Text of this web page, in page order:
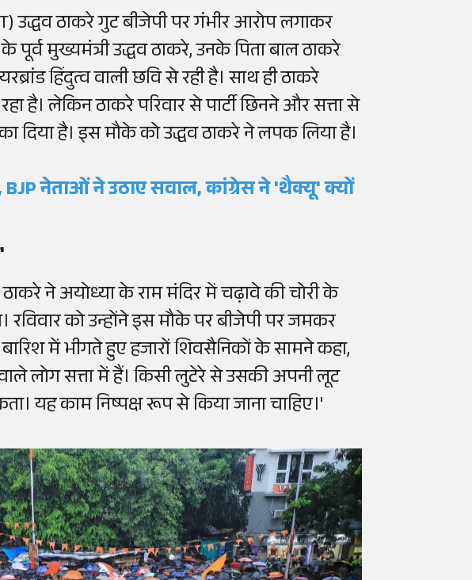
उद्धव ठाकरे गुट बीजेपी पर गंभीर आरोप लगाकर
पूर्व मुख्यमंत्री उद्धव ठाकरे, उनके पिता बाल ठाकरे
हिंदुत्व वाली छवि से रही है। साथ ही ठाकरे
है। लेकिन ठाकरे परिवार से पार्टी छिनने और सत्ता से
दिया है। इस मौके को उद्धव ठाकरे ने लपक लिया है।
BJP नेताओं ने उठाए सवाल, कांग्रेस ने 'थैक्यू' क्यों
ने अयोध्या के राम मंदिर में चढ़ावे की चोरी के
को उन्होंने इस मौके पर बीजेपी पर जमकर
में भीगते हुए हजारों शिवसैनिकों के सामने कहा,
लोग सत्ता में हैं। किसी लुटेरे से उसकी अपनी लूट
यह काम निष्पक्ष रूप से किया जाना चाहिए।'